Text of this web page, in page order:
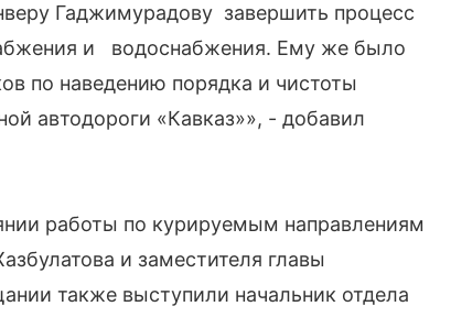
Гаджимурадову завершить процесс
и водоснабжения. Ему же было
по наведению порядка и чистоты
автодороги «Кавказ»», - добавил
работы по курируемым направлениям
и заместителя главы
также выступили начальник отдела